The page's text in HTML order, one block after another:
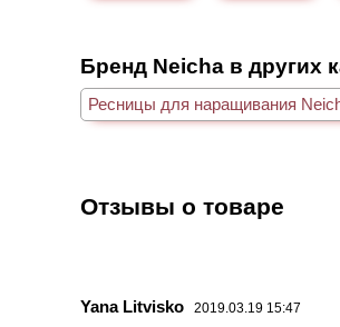
Бренд Neicha в других
Ресницы для наращивания
Отзывы о товаре
Yana Litvisko 2019.03.19 15:47